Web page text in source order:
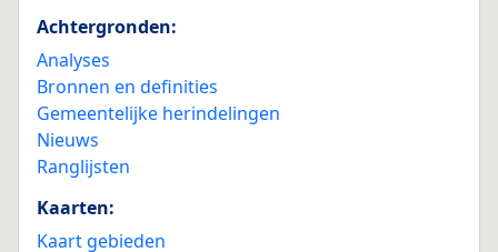
Achtergronden:
Analyses
Bronnen en definities
Gemeentelijke herindelingen
Nieuws
Ranglijsten
Kaarten:
Kaart gebieden